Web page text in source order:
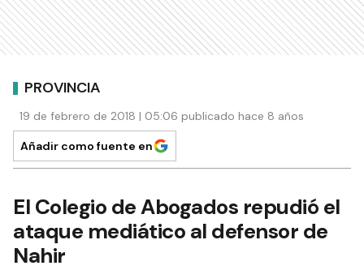
PROVINCIA
19 de febrero de 2018 | 05:06 publicado hace 8 años
Añadir como fuente en
El Colegio de Abogados repudió el
ataque mediático al defensor de
Nahir